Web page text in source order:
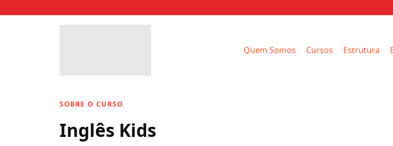
Quem Somos Cursos Estrutura
SOBRE O CURSO
Inglês Kids